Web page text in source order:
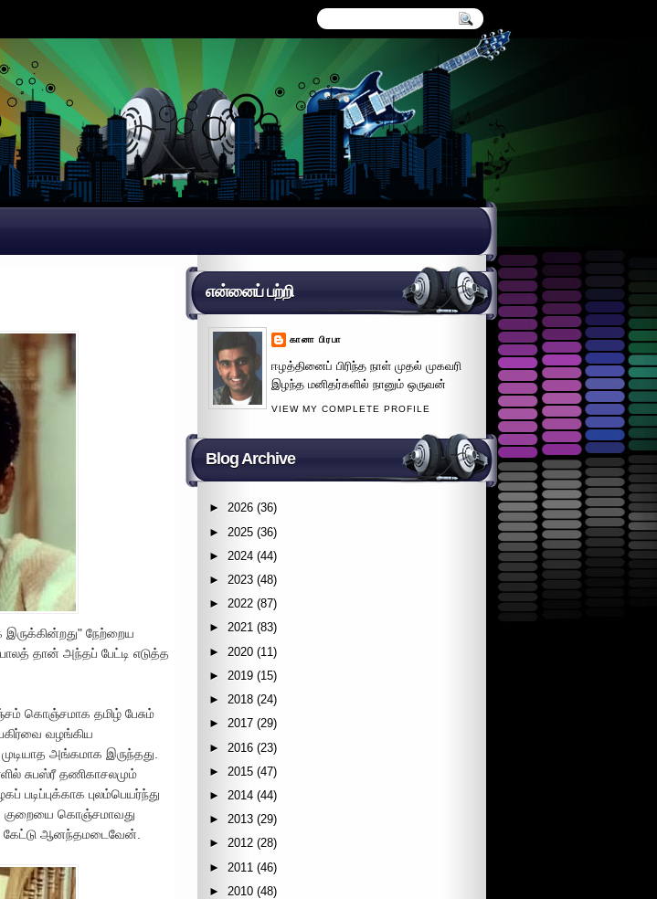
இருக்கின்றது" நேற்றைய
தான் அந்தப் பேட்டி எடுத்த
கொஞ்சமாக தமிழ் பேசும்
வழங்கிய
அங்கமாக இருந்தது.
சுபஸ்ரீ தணிகாசலமும்
புலம்பெயர்ந்து
குறையை கொஞ்சமாவது
கேட்டு ஆனந்தமடைவேன்.
என்னைப் பற்றி
கானா பிரபா
ஈழத்தினைப் பிரிந்த நாள் முதல் முகவரி
இழந்த மனிதர்களில் நானும் ஒருவன்
VIEW MY COMPLETE PROFILE
Blog Archive
► 2026 (36)
► 2025 (36)
► 2024 (44)
► 2023 (48)
► 2022 (87)
► 2021 (83)
► 2020 (11)
► 2019 (15)
► 2018 (24)
► 2017 (29)
► 2016 (23)
► 2015 (47)
► 2014 (44)
► 2013 (29)
► 2012 (28)
► 2011 (46)
► 2010 (48)